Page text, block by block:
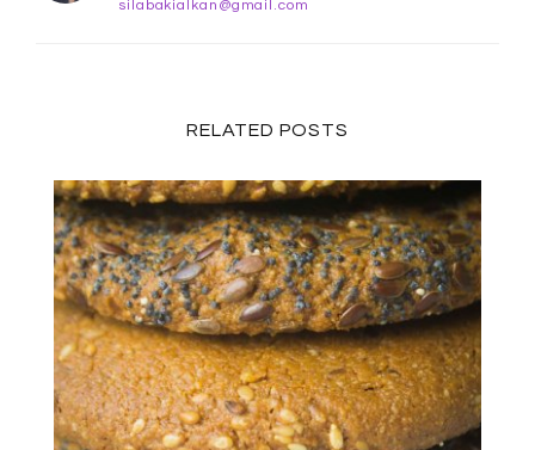
silabakialkan@gmail.com
RELATED POSTS